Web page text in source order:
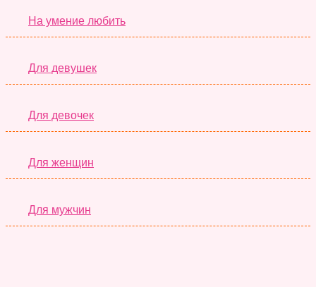
На умение любить
Для девушек
Для девочек
Для женщин
Для мужчин